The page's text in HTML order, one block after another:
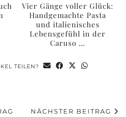
Vier Gänge voller Glück:
Handgemachte Pasta
und italienisches
Lebensgefühl in der
Caruso …
TEILEN?
NÄCHSTER BEITRAG